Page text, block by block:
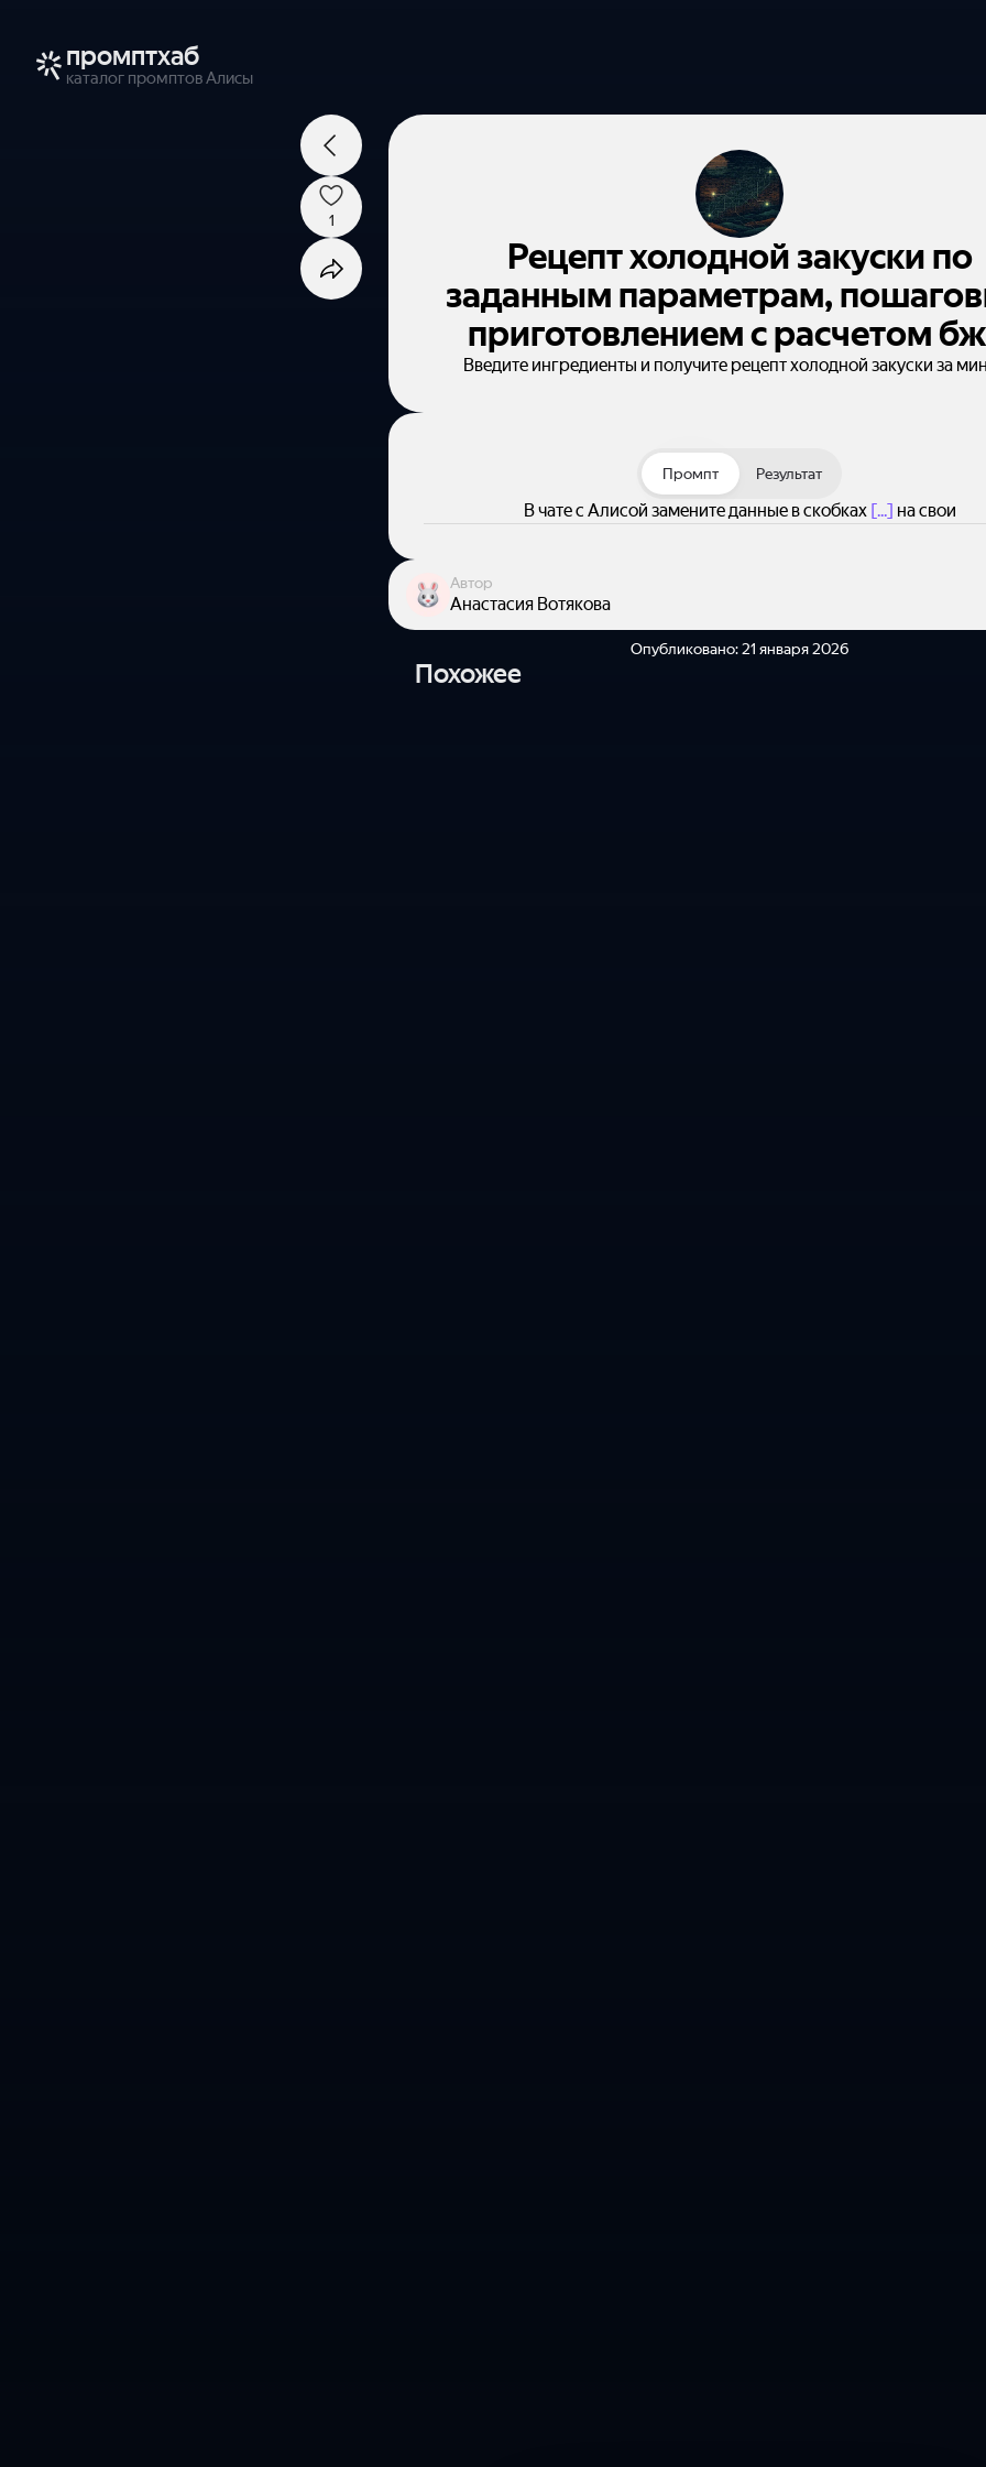
промптхаб
каталог промптов Алисы
Рецепт холодной закуски по
заданным параметрам,
приготовлением с расчетом
Введите ингредиенты и получите рецепт холодной закуски за
1
Промпт Результат
В чате с Алисой замените данные в скобках [...] на свои
Автор
Анастасия Вотякова
Опубликовано:21 января 2026
Похожее